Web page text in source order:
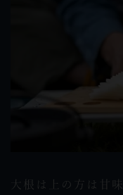
大根は上の方は甘